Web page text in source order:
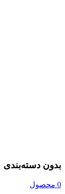
بدون دسته‌بندی
0 محصول